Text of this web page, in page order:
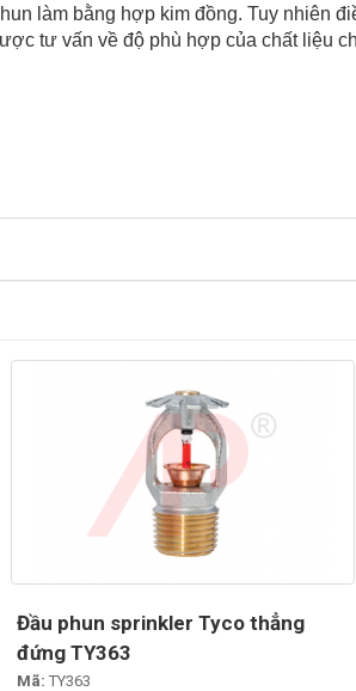
làm bằng hợp kim đồng. Tuy nhiên
tư vấn về độ phù hợp của chất liệu
Đầu phun sprinkler Tyco thẳng
đứng TY363
Mã: TY363